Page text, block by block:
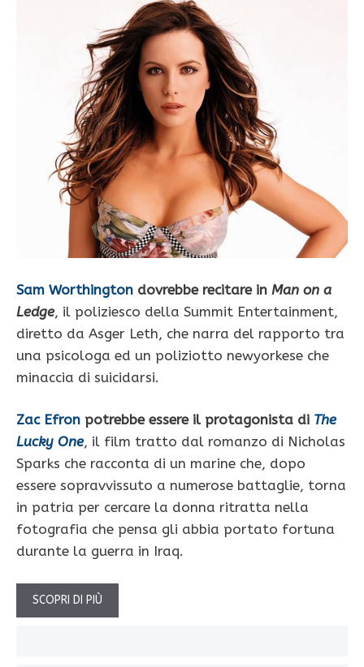
Sam Worthington dovrebbe recitare in Man on a
Ledge, il poliziesco della Summit Entertainment,
diretto da Asger Leth, che narra del rapporto tra
una psicologa ed un poliziotto newyorkese che
minaccia di suicidarsi.
Zac Efron potrebbe essere il protagonista di The
Lucky One, il film tratto dal romanzo di Nicholas
Sparks che racconta di un marine che, dopo
essere sopravvissuto a numerose battaglie, torna
in patria per cercare la donna ritratta nella
fotografia che pensa gli abbia portato fortuna
durante la guerra in Iraq.
SCOPRI DI PIÙ